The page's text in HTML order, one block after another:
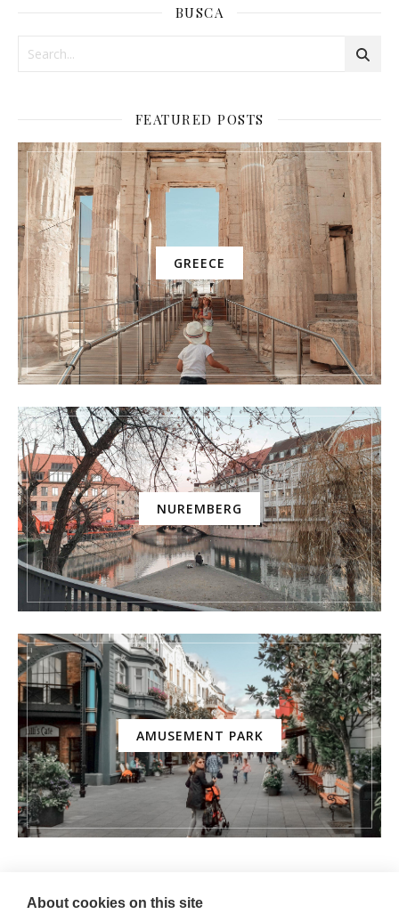
BUSCA
FEATURED POSTS
GREECE
NUREMBERG
AMUSEMENT PARK
About cookies on this site